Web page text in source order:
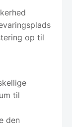
op til
til
den